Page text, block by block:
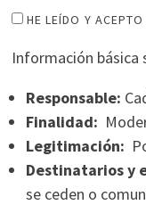
HE LEÍDO Y ACEPTO
Información básica
Responsable:
Finalidad:
Legitimación:
Destinatarios y
se ceden o